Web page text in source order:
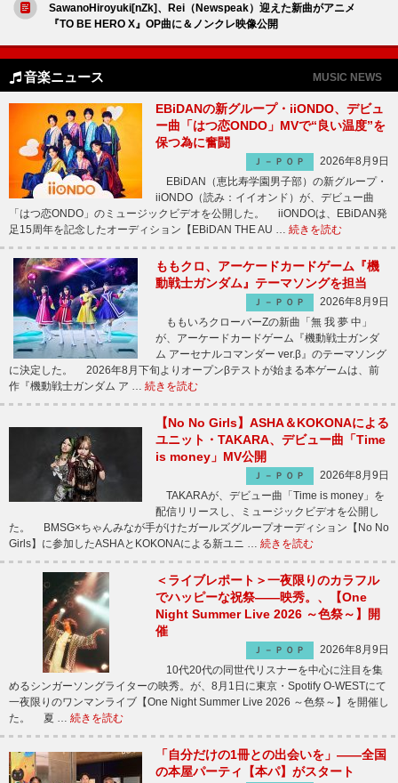
SawanoHiroyuki[nZk]、Rei（Newspeak）迎えた新曲がアニメ
『TO BE HERO X』OP曲に＆ノンクレ映像公開
音楽ニュース MUSIC NEWS
EBiDANの新グループ・iiONDO、デビュ
ー曲「はつ恋ONDO」MVで“良い温度”を
保つ為に奮闘
Ｊ－ＰＯＰ
2026年8月9日
EBiDAN（恵比寿学園男子部）の新グループ・
iiONDO（読み：イイオンド）が、デビュー曲
「はつ恋ONDO」のミュージックビデオを公開した。 iiONDOは、EBiDAN発
足15周年を記念したオーディション【EBiDAN THE AU … 続きを読む
ももクロ、アーケードカードゲーム『機
動戦士ガンダム』テーマソングを担当
Ｊ－ＰＯＰ
2026年8月9日
ももいろクローバーZの新曲「無 我 夢 中」
が、アーケードカードゲーム『機動戦士ガンダ
ム アーセナルコマンダー ver.β』のテーマソング
に決定した。 2026年8月下旬よりオープンβテストが始まる本ゲームは、前
作『機動戦士ガンダム ア … 続きを読む
【No No Girls】ASHA＆KOKONAによる
ユニット・TAKARA、デビュー曲「Time
is money」MV公開
Ｊ－ＰＯＰ
2026年8月9日
TAKARAが、デビュー曲「Time is money」を
配信リリースし、ミュージックビデオを公開し
た。 BMSG×ちゃんみなが手がけたガールズグループオーディション【No No
Girls】に参加したASHAとKOKONAによる新ユニ … 続きを読む
＜ライブレポート＞一夜限りのカラフル
でハッピーな祝祭――映秀。、【One
Night Summer Live 2026 ～色祭～】開
催
Ｊ－ＰＯＰ
2026年8月9日
10代20代の同世代リスナーを中心に注目を集
めるシンガーソングライターの映秀。が、8月1日に東京・Spotify O-WESTにて
一夜限りのワンマンライブ【One Night Summer Live 2026 ～色祭～】を開催し
た。 夏 … 続きを読む
「自分だけの1冊との出会いを」――全国
の本屋パーティ【本パ】がスタート